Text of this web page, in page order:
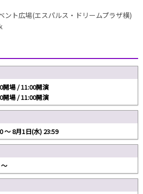
ント広場(エスパルス・ドリームプラザ横)
開場 / 11:00開演
開場 / 11:00開演
〜 8月1日(水) 23:59